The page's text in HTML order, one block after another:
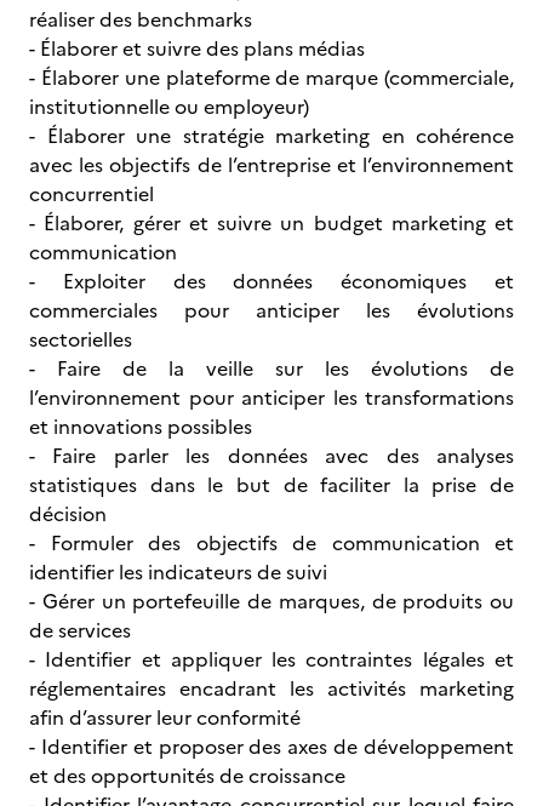
réaliser des benchmarks
- Élaborer et suivre des plans médias
- Élaborer une plateforme de marque (commerciale,
institutionnelle ou employeur)
- Élaborer une stratégie marketing en cohérence
avec les objectifs de l’entreprise et l’environnement
concurrentiel
- Élaborer, gérer et suivre un budget marketing et
communication
- Exploiter des données économiques et
commerciales pour anticiper les évolutions
sectorielles
- Faire de la veille sur les évolutions de
l’environnement pour anticiper les transformations
et innovations possibles
- Faire parler les données avec des analyses
statistiques dans le but de faciliter la prise de
décision
- Formuler des objectifs de communication et
identifier les indicateurs de suivi
- Gérer un portefeuille de marques, de produits ou
de services
- Identifier et appliquer les contraintes légales et
réglementaires encadrant les activités marketing
afin d’assurer leur conformité
- Identifier et proposer des axes de développement
et des opportunités de croissance